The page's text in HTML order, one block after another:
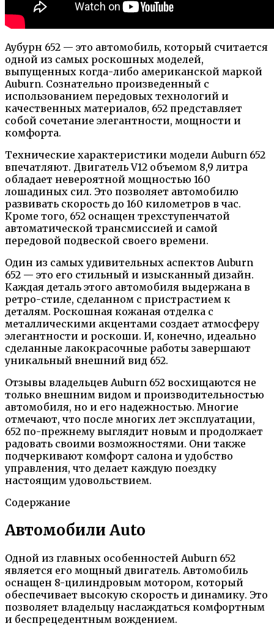
Аубурн 652 — это автомобиль, который считается
одной из самых роскошных моделей,
выпущенных когда-либо американской маркой
Auburn. Сознательно произведенный с
использованием передовых технологий и
качественных материалов, 652 представляет
собой сочетание элегантности, мощности и
комфорта.
Технические характеристики модели Auburn 652
впечатляют. Двигатель V12 объемом 8,9 литра
обладает невероятной мощностью 160
лошадиных сил. Это позволяет автомобилю
развивать скорость до 160 километров в час.
Кроме того, 652 оснащен трехступенчатой
автоматической трансмиссией и самой
передовой подвеской своего времени.
Один из самых удивительных аспектов Auburn
652 — это его стильный и изысканный дизайн.
Каждая деталь этого автомобиля выдержана в
ретро-стиле, сделанном с пристрастием к
деталям. Роскошная кожаная отделка с
металлическими акцентами создает атмосферу
элегантности и роскоши. И, конечно, идеально
сделанные лакокрасочные работы завершают
уникальный внешний вид 652.
Отзывы владельцев Auburn 652 восхищаются не
только внешним видом и производительностью
автомобиля, но и его надежностью. Многие
отмечают, что после многих лет эксплуатации,
652 по-прежнему выглядит новым и продолжает
радовать своими возможностями. Они также
подчеркивают комфорт салона и удобство
управления, что делает каждую поездку
настоящим удовольствием.
Содержание
Автомобили Auto
Одной из главных особенностей Auburn 652
является его мощный двигатель. Автомобиль
оснащен 8-цилиндровым мотором, который
обеспечивает высокую скорость и динамику. Это
позволяет владельцу наслаждаться комфортным
и беспрецедентным вождением.